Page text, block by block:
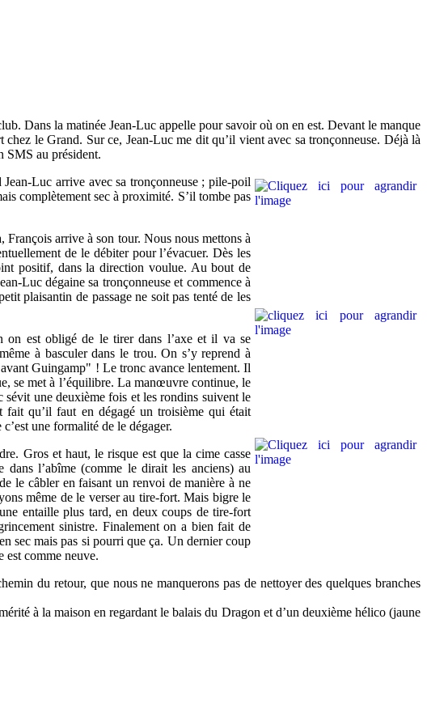
Dans la matinée Jean-Luc appelle pour savoir où on en est. Devant le manque
le Grand. Sur ce, Jean-Luc me dit qu’il vient avec sa tronçonneuse. Déjà là
SMS au président.
Luc arrive avec sa tronçonneuse ; pile-poil
complètement sec à proximité. S’il tombe pas
arrive à son tour. Nous nous mettons à
de le débiter pour l’évacuer. Dès les
positif, dans la direction voulue. Au bout de
Luc dégaine sa tronçonneuse et commence à
plaisantin de passage ne soit pas tenté de les
on est obligé de le tirer dans l’axe et il va se
à basculer dans le trou. On s’y reprend à
Guingamp" ! Le tronc avance lentement. Il
se met à l’équilibre. La manœuvre continue, le
une deuxième fois et les rondins suivent le
qu’il faut en dégagé un troisième qui était
une formalité de le dégager.
Gros et haut, le risque est que la cime casse
l’abîme (comme le dirait les anciens) au
le câbler en faisant un renvoi de manière à ne
même de le verser au tire-fort. Mais bigre le
entaille plus tard, en deux coups de tire-fort
sinistre. Finalement on a bien fait de
sec mais pas si pourri que ça. Un dernier coup
est comme neuve.
du retour, que nous ne manquerons pas de nettoyer des quelques branches
à la maison en regardant le balais du Dragon et d’un deuxième hélico (jaune